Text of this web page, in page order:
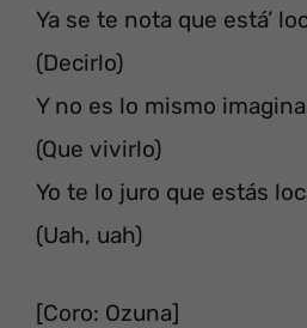
Ya se te nota que está’
(Decirlo)
Y no es lo mismo
(Que vivirlo)
Yo te lo juro que estás
(Uah, uah)
[Coro: Ozuna]